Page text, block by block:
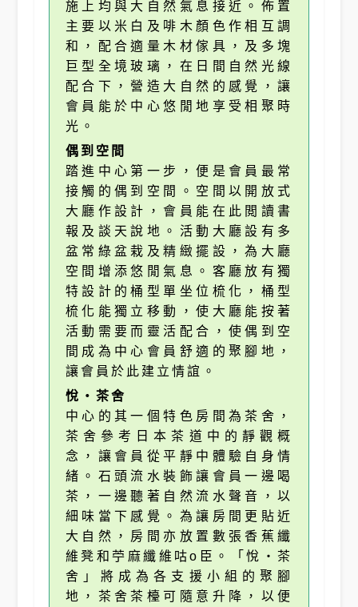
施上均與大自然氣息接近。佈置
主要以米白及啡木顏色作相互調
和，配合適量木材傢具，及多塊
巨型全境玻璃，在日間自然光線
配合下，營造大自然的感覺，讓
會員能於中心悠閒地享受相聚時
光。
偶到空間
踏進中心第一步，便是會員最常
接觸的偶到空間。空間以開放式
大廳作設計，會員能在此閲讀書
報及談天說地。活動大廳設有多
盆常綠盆栽及精緻擺設，為大廳
空間增添悠閒氣息。客廳放有獨
特設計的桶型單坐位梳化，桶型
梳化能獨立移動，使大廳能按著
活動需要而靈活配合，使偶到空
間成為中心會員舒適的聚腳地，
讓會員於此建立情誼。
悅‧茶舍
中心的其一個特色房間為茶舍，
茶舍參考日本茶道中的靜觀概
念，讓會員從平靜中體驗自身情
緒。石頭流水裝飾讓會員一邊喝
茶，一邊聽著自然流水聲音，以
細味當下感覺。為讓房間更貼近
大自然，房間亦放置數張香蕉纖
維凳和苧麻纖維咕o臣。「悅‧茶
舍」將成為各支援小組的聚腳
地，茶舍茶檯可隨意升降，以便